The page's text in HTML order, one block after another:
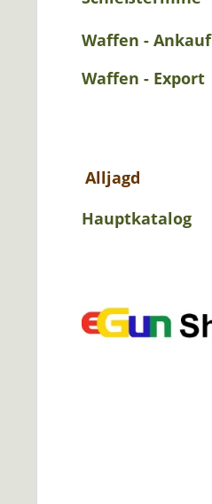
Waffen - Ankauf
Waffen - Export
Alljagd
Hauptkatalog